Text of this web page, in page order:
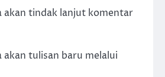
akan tindak lanjut komentar
akan tulisan baru melalui